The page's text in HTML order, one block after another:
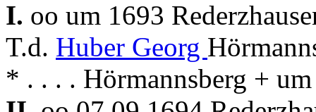
I. oo um 1693
T.d. Huber Georg
* . . . . Hörmannsberg +